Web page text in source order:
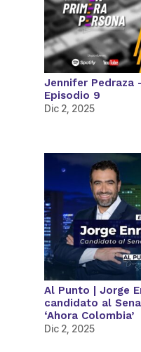
Jennifer Pedraza
Episodio 9
Dic 2, 2025
Al Punto | Jorge
candidato al
‘Ahora Colombia’
Dic 2, 2025